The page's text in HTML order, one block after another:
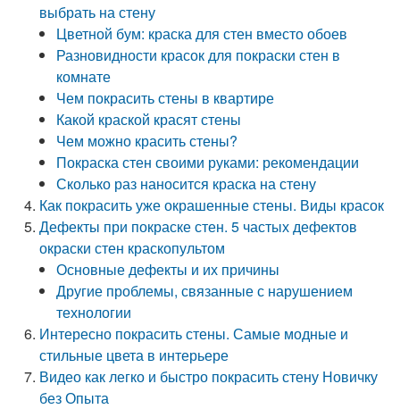
выбрать на стену
Цветной бум: краска для стен вместо обоев
Разновидности красок для покраски стен в
комнате
Чем покрасить стены в квартире
Какой краской красят стены
Чем можно красить стены?
Покраска стен своими руками: рекомендации
Сколько раз наносится краска на стену
Как покрасить уже окрашенные стены. Виды красок
Дефекты при покраске стен. 5 частых дефектов
окраски стен краскопультом
Основные дефекты и их причины
Другие проблемы, связанные с нарушением
технологии
Интересно покрасить стены. Самые модные и
стильные цвета в интерьере
Видео как легко и быстро покрасить стену Новичку
без Опыта